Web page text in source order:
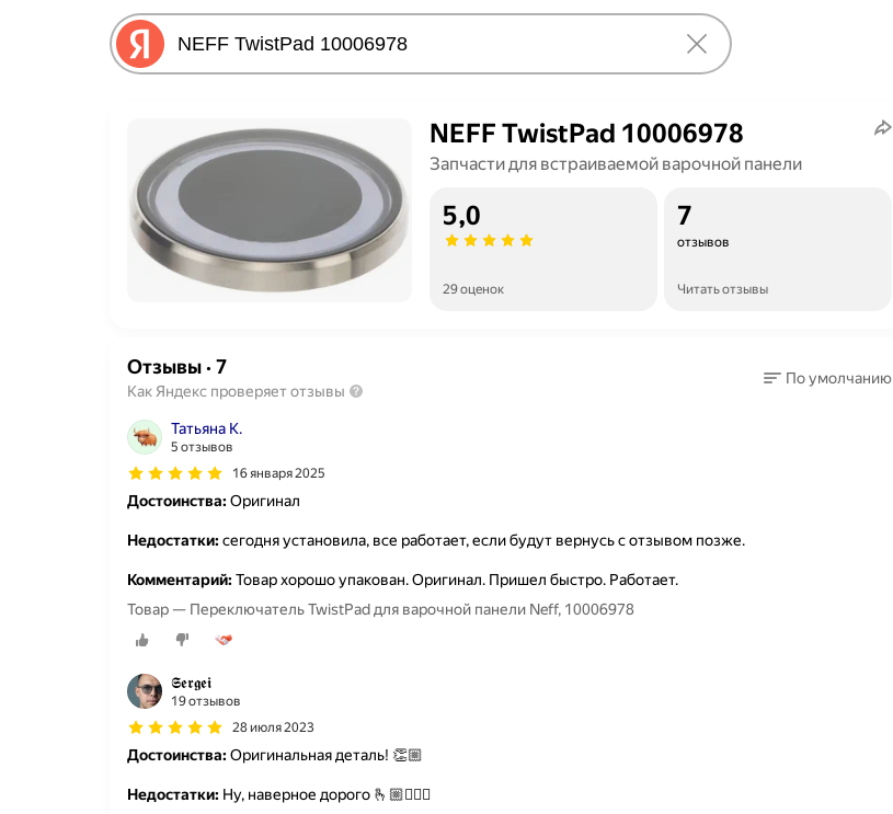
NEFF TwistPad 10006978
Запчасти для встраиваемой варочной панели
5,0
29 оценок
7
отзывов
Читать отзывы
Отзывы· 7
Как Яндекс проверяет отзывы
По умолчанию
Татьяна К.
5 отзывов
16 января 2025
Достоинства:Оригинал
Недостатки:сегодня установила, все работает, если будут вернусь с отзывом позже.
Комментарий:Товар хорошо упакован. Оригинал. Пришел быстро. Работает.
Товар — Переключатель TwistPad для варочной панели Neff, 10006978
𝕾𝖊𝖗𝖌𝖊𝖎
19 отзывов
28 июля 2023
Достоинства:Оригинальная деталь! 👏🏼
Недостатки: Ну, наверное дорого 🫰🏼🤷🏻‍♂️